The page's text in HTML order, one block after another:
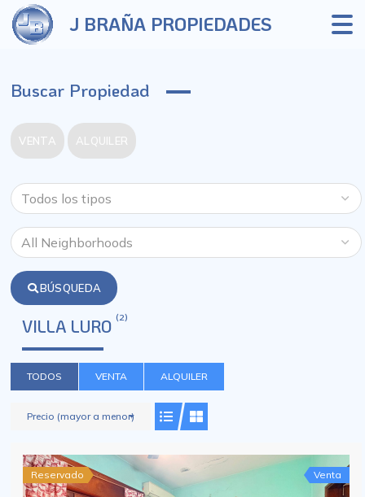
J BRAÑA PROPIEDADES
Buscar Propiedad
VENTA ALQUILER
BÚSQUEDA
VILLA LURO (2)
TODOS VENTA ALQUILER
Precio (mayor a menor)
Reservado Venta